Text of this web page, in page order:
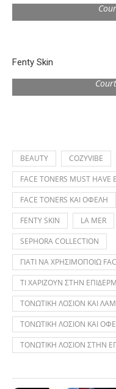
Fenty Skin
BEAUTY COZYVIBE
FACE TONERS MUST HAVE
FACE TONERS ΚΑΙ ΟΦΕΛΗ
FENTY SKIN
LA MER
SEPHORA COLLECTION
ΓΙΑΤΙ ΝΑ ΧΡΗΣΙΜΟΠΟΙΩ
ΤΙ ΧΑΡΙΖΟΥΝ ΣΤΗΝ
ΤΟΝΩΤΙΚΗ ΛΟΣΙΟΝ ΚΑΙ
ΤΟΝΩΤΙΚΗ ΛΟΣΙΟΝ ΚΑΙ
ΤΟΝΩΤΙΚΗ ΛΟΣΙΟΝ ΣΤΗΝ